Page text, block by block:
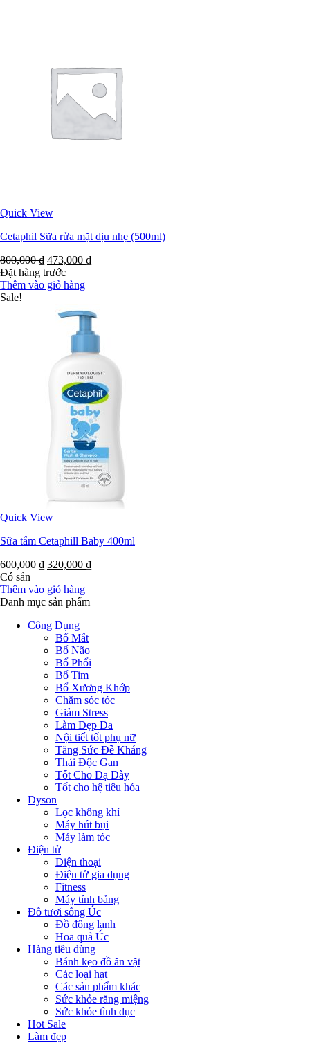
Quick View
Cetaphil Sữa rửa mặt dịu nhẹ (500ml)
800,000₫ 473,000 ₫
Đặt hàng trước
Thêm vào giỏ hàng
Sale!
Quick View
Sữa tắm Cetaphill Baby 400ml
600,000₫ 320,000 ₫
Có sẵn
Thêm vào giỏ hàng
Danh mục sản phẩm
Công Dụng
Bổ Mắt
Bổ Não
Bổ Phổi
Bổ Tim
Bổ Xương Khớp
Chăm sóc tóc
Giảm Stress
Làm Đẹp Da
Nội tiết tốt phụ nữ
Tăng Sức Đề Kháng
Thải Độc Gan
Tốt Cho Dạ Dày
Tốt cho hệ tiêu hóa
Dyson
Lọc không khí
Máy hút bụi
Máy làm tóc
Điện tử
Điện thoại
Điện tử gia dụng
Fitness
Máy tính bảng
Đồ tươi sống Úc
Đồ đông lạnh
Hoa quả Úc
Hàng tiêu dùng
Bánh kẹo đồ ăn vặt
Các loại hạt
Các sản phẩm khác
Sức khỏe răng miệng
Sức khỏe tình dục
Hot Sale
Làm đẹp